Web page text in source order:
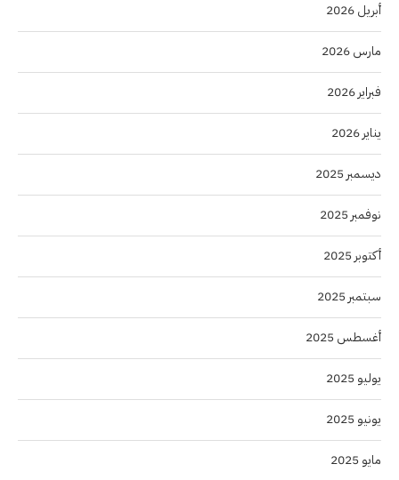
أبريل 2026
مارس 2026
فبراير 2026
يناير 2026
ديسمبر 2025
نوفمبر 2025
أكتوبر 2025
سبتمبر 2025
أغسطس 2025
يوليو 2025
يونيو 2025
مايو 2025